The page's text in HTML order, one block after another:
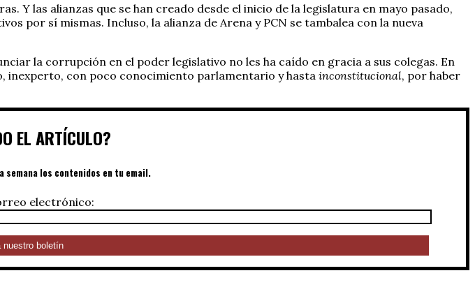
las alianzas que se han creado desde el inicio de la legislatura en mayo pasado,
por sí mismas. Incluso, la alianza de Arena y PCN se tambalea con la nueva
la corrupción en el poder legislativo no les ha caído en gracia a sus colegas. En
inexperto, con poco conocimiento parlamentario y hasta inconstitucional, por haber
EL ARTÍCULO?
los contenidos en tu email.
electrónico: